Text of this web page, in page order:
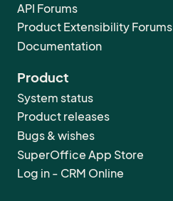
API Forums
Product Extensibility Forums
Documentation
Product
System status
Product releases
Bugs & wishes
SuperOffice App Store
Log in - CRM Online